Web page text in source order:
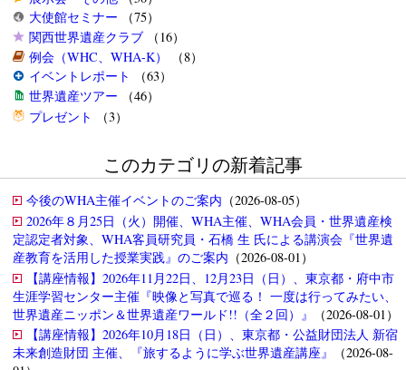
大使館セミナー （75）
関西世界遺産クラブ（16）
例会（WHC、WHA-K）
（8）
イベントレポート
（63）
世界遺産ツアー （46）
プレゼント
（3）
このカテゴリの新着記事
今後のWHA主催イベントのご案内 （2026-08-05）
2026年８月25日（火）開催、WHA主催、WHA会員・世界遺産検
定認定者対象、WHA客員研究員・石橋 生 氏による講演会『世界遺
産教育を活用した授業実践』のご案内 （2026-08-01）
【講座情報】2026年11月22日、12月23日（日）、東京都・府中市
生涯学習センター主催『映像と写真で巡る！ 一度は行ってみたい、
世界遺産ニッポン＆世界遺産ワールド!!（全２回）』
（2026-08-01）
【講座情報】2026年10月18日（日）、東京都・公益財団法人 新宿
未来創造財団 主催、『旅するように学ぶ世界遺産講座』
（2026-08-